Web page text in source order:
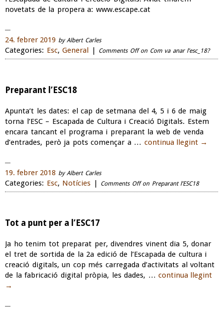
novetats de la propera a: www.escape.cat
24. febrer 2019 by Albert Carles
Categories: Esc, General | Comments Offon Com va anar l’esc_18?
Preparant l’ESC18
Apunta’t les dates: el cap de setmana del 4, 5 i 6 de maig
torna l’ESC – Escapada de Cultura i Creació Digitals. Estem
encara tancant el programa i preparant la web de venda
d’entrades, però ja pots començar a … continua llegint →
19. febrer 2018 by Albert Carles
Categories: Esc, Notícies | Comments Offon Preparant l’ESC18
Tot a punt per a l’ESC17
Ja ho tenim tot preparat per, divendres vinent dia 5, donar
el tret de sortida de la 2a edició de l’Escapada de cultura i
creació digitals, un cop més carregada d’activitats al voltant
de la fabricació digital pròpia, les dades, … continua llegint
→